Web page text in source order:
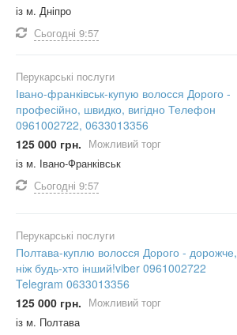
із м. Дніпро
Сьогодні 9:57
Перукарські послуги
Івано-франківськ-купую волосся Дорого -
професійно, швидко, вигідно Телефон
0961002722, 0633013356
125 000 грн. Можливий торг
із м. Івано-Франківськ
Сьогодні 9:57
Перукарські послуги
Полтава-куплю волосся Дорого - дорожче,
ніж будь-хто інший!viber 0961002722
Telegram 0633013356
125 000 грн. Можливий торг
із м. Полтава